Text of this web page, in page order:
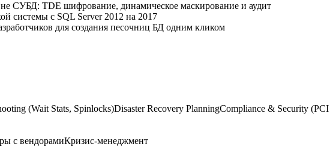
СУБД: TDE шифрование, динамическое маскирование и аудит
системы с SQL Server 2012 на 2017
для создания песочниц БД одним кликом
(Wait Stats, Spinlocks)Disaster Recovery PlanningCompliance & Security
с вендорамиКризис-менеджмент